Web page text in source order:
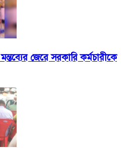
জেরে সরকারি কর্মচারীকে